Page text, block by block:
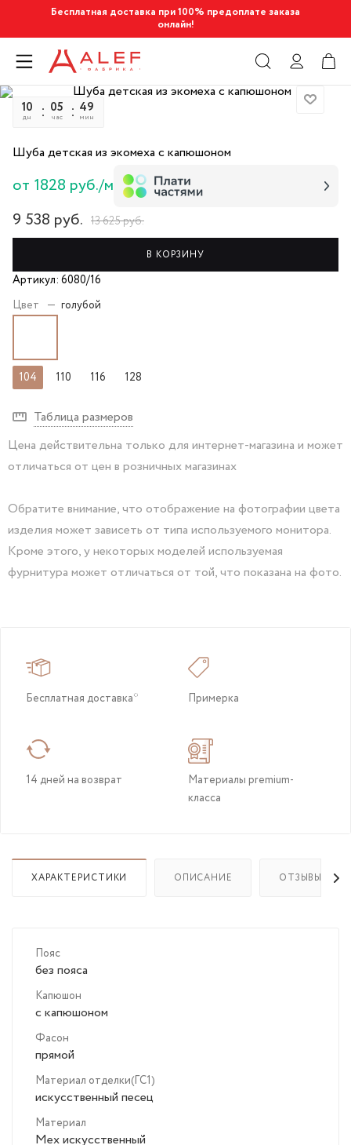
Бесплатная доставка при 100% предоплате заказа
онлайн!
10
дн
05
час
49
мин
Шуба детская из экомеха с капюшоном
от 1828 руб./м
9 538 руб. 13 625руб.
В КОРЗИНУ
Артикул: 6080/16
Цвет — голубой
104 110 116 128
Таблица размеров
Цена действительна только для интернет-магазина и может
отличаться от цен в розничных магазинах
Обратите внимание, что отображение на фотографии цвета
изделия может зависеть от типа используемого монитора.
Кроме этого, у некоторых моделей используемая
фурнитура может отличаться от той, что показана на фото.
Бесплатная доставка* Примерка
14 дней на возврат
Материалы premium-
класса
ХАРАКТЕРИСТИКИ ОПИСАНИЕ ОТЗЫВЫ
Пояс
без пояса
Капюшон
с капюшоном
Фасон
прямой
Материал отделки(ГС1)
искусственный песец
Материал
Мех искусственный